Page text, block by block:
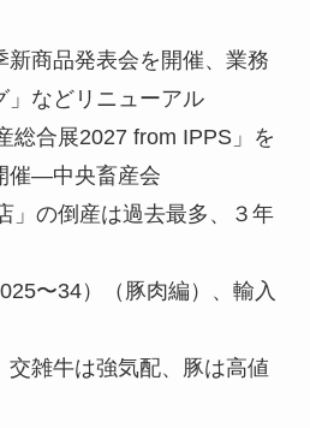
新商品発表会を開催、業務
」などリニューアル
総合展2027 from IPPS」を
催—中央畜産会
」の倒産は過去最多、３年
〜34）（豚肉編）、輸入
交雑牛は強気配、豚は高値